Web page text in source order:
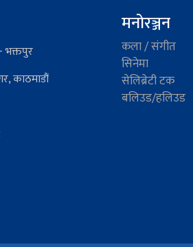
भक्तपुर
काठमाडौं
मनोरञ्जन
कला / संगीत
सिनेमा
सेलिब्रेटी टक
बलिउड/हलिउड